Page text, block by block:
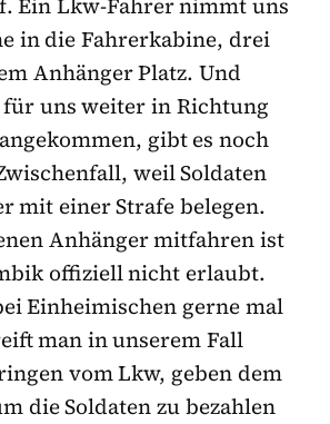
Ein Lkw-Fahrer nimmt uns
in die Fahrerkabine, drei
Anhänger Platz. Und
für uns weiter in Richtung
gibt es noch
weil Soldaten
mit einer Strafe belegen.
Anhänger mitfahren ist
offiziell nicht erlaubt.
Einheimischen gerne mal
man in unserem Fall
vom Lkw, geben dem
die Soldaten zu bezahlen